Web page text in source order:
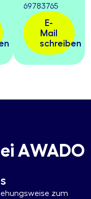
69783765
E-
Mail
schreiben
AWADO
zum